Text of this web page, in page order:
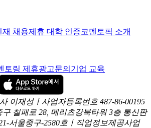
재 채용제휴 대학 인증코멘토픽 소개
토링 제휴광고문의 기업 교육
이재성ㅣ사업자등록번호 487-86-00195
구 칠패로 28, 메리츠강북타워 3층 통신판
서울중구-2580호ㅣ직업정보제공사업